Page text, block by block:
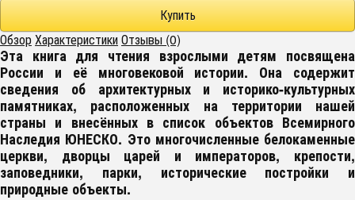
ОбзорХарактеристикиОтзывы (0)
Эта книга для чтения взрослыми детям посвящена
России и её многовековой истории. Она содержит
сведения об архитектурных и историко-культурных
памятниках, расположенных на территории нашей
страны и внесённых в список объектов Всемирного
Наследия ЮНЕСКО. Это многочисленные белокаменные
церкви, дворцы царей и императоров, крепости,
заповедники, парки, исторические постройки и
природные объекты.